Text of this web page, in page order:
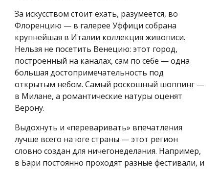
За искусством стоит ехать, разумеется, во
Флоренцию — в галерее Уффици собрана
крупнейшая в Италии коллекция живописи.
Нельзя не посетить Венецию: этот город,
построенный на каналах, сам по себе — одна
большая достопримечательность под
открытым небом. Самый роскошный шоппинг —
в Милане, а романтические натуры оценят
Верону.
Выдохнуть и «переваривать» впечатления
лучше всего на юге страны — этот регион
словно создан для ничегонеделания. Например,
в Бари постоянно проходят разные фестивали, и